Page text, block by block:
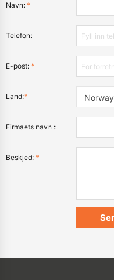
Navn: *
Telefon:
E-post: *
Land:* Norway
Firmaets navn :
Beskjed: *